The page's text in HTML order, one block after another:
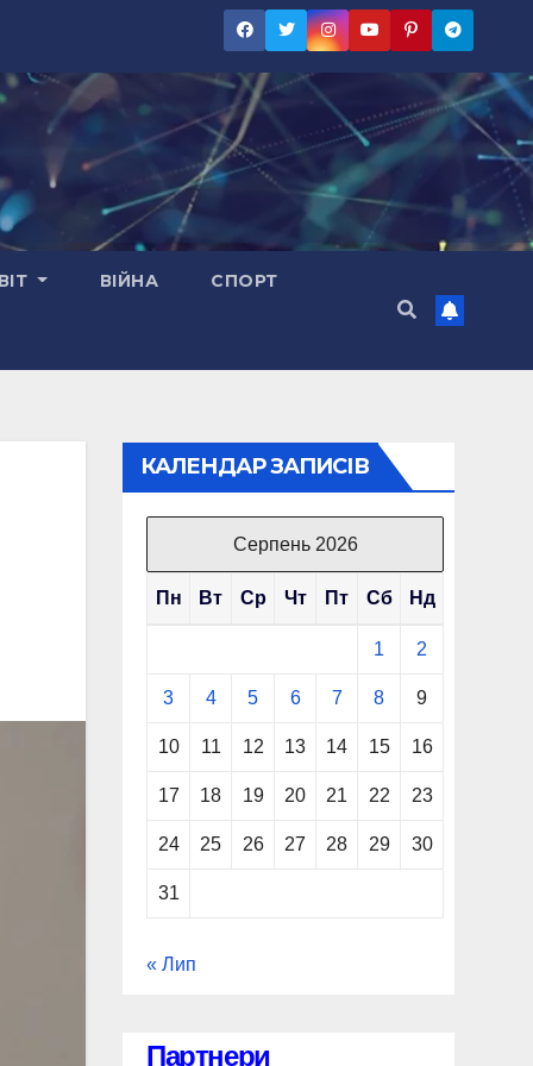
ВІЙНА СПОРТ
КАЛЕНДАР ЗАПИСІВ
Серпень 2026
Пн Вт Ср Чт Пт Сб Нд
1 2
3 4 5 6 7 8 9
10 11 12 13 14 15 16
17 18 19 20 21 22 23
24 25 26 27 28 29 30
31
« Лип
Партнери